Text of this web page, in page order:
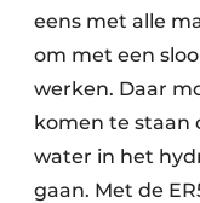
eens met alle
om met een
werken. Daar
komen te staan
water in het
gaan. Met de